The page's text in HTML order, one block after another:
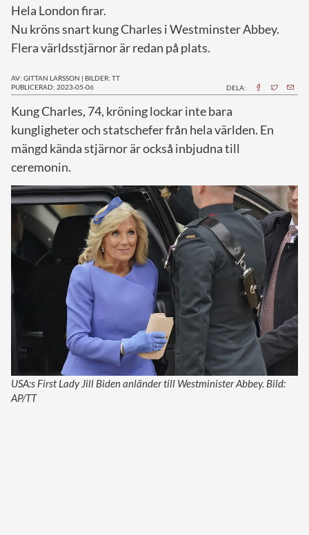
Hela London firar.
Nu kröns snart kung Charles i Westminster Abbey.
Flera världsstjärnor är redan på plats.
AV: GITTAN LARSSON | BILDER: TT
PUBLICERAD: 2023-05-06
DELA:
Kung Charles, 74, kröning lockar inte bara
kungligheter och statschefer från hela världen. En
mängd kända stjärnor är också inbjudna till
ceremonin.
USA:s First Lady Jill Biden anländer till Westminister Abbey. Bild:
AP/TT